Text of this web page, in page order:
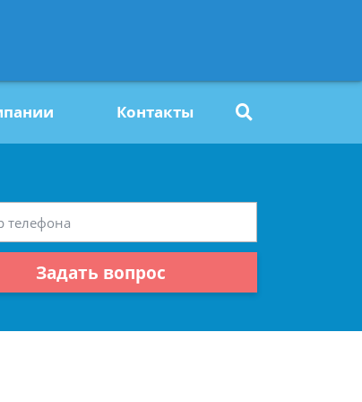
Контакты
Задать вопрос